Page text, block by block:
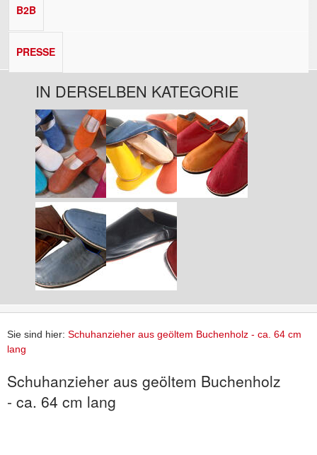
B2B
PRESSE
IN DERSELBEN KATEGORIE
Sie sind hier: Schuhanzieher aus geöltem Buchenholz - ca. 64 cm
lang
Schuhanzieher aus geöltem Buchenholz
- ca. 64 cm lang